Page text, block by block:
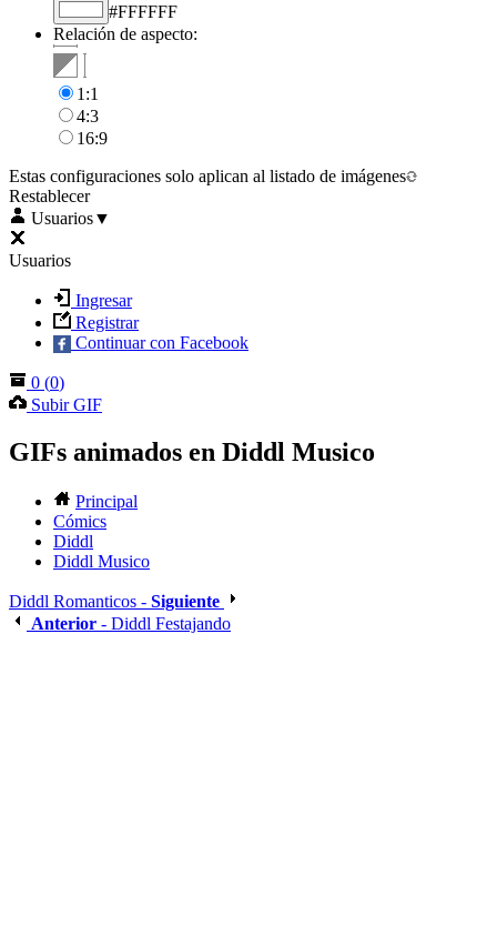
#FFFFFF
Relación de aspecto:
1:1
4:3
16:9
Estas configuraciones solo aplican al listado de imágenes
Restablecer
Usuarios▼
Usuarios
Ingresar
Registrar
Continuar con Facebook
0 (0)
Subir GIF
GIFs animados en Diddl Musico
Principal
Cómics
Diddl
Diddl Musico
Diddl Romanticos - Siguiente
Anterior - Diddl Festajando